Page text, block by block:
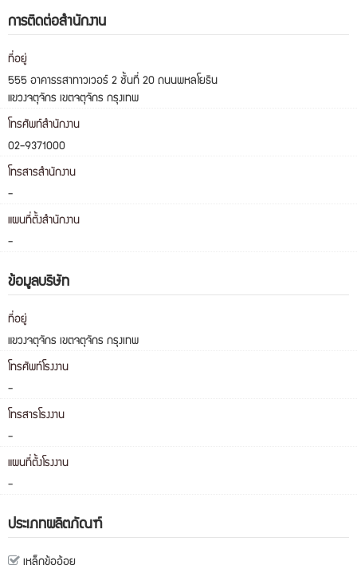
การติดต่อสำนักงาน
ที่อยู่
555 อาคารรสาทาวเวอร์ 2 ชั้นที่ 20 ถนนพหลโยธิน
แขวงจตุจักร เขตจตุจักร กรุงเทพ
โทรศัพท์สำนักงาน
02-9371000
โทรสารสำนักงาน
-
แผนที่ตั้งสำนักงาน
-
ข้อมูลบริษัท
ที่อยู่
แขวงจตุจักร เขตจตุจักร กรุงเทพ
โทรศัพท์โรงงาน
-
โทรสารโรงงาน
-
แผนที่ตั้งโรงงาน
-
ประเภทผลิตภัณฑ์
เหล็กข้ออ้อย